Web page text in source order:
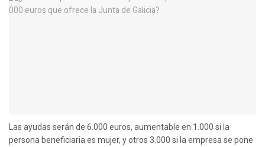
Las ayudas serán de 6.000 euros, aumentable en 1.000 si la
persona beneficiaria es mujer, y otros 3.000 si la empresa se pone